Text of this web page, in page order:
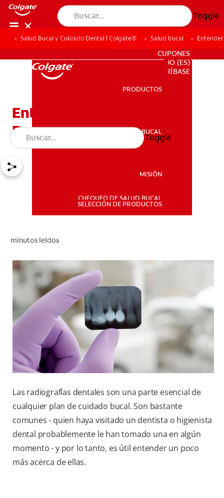
Toggle
SALUD BUCAL
PARA PROFESIONALES
DO (ES)
SUSCRÍBASE
PARA PROFESIONALES
CUPONES
DO (ES)
SUSCRÍBASE
PRODUCTOS
SALUD BUCAL
MISIÓN
CHEQUEO DE SALUD BUCAL
SELECCIÓN DE PRODUCTOS
Toggle
Salud Bucal y Cuidado Dental | Colgate® Salud bucal
Entender Los Rayos-X
Dentales
minutos leídos
Las radiografías dentales son una parte esencial de
cualquier plan de cuidado bucal. Son bastante
comunes - quien haya visitado un dentista o higienista
dental probablemente le han tomado una en algún
momento - y por lo tanto, es útil entender un poco
más acerca de ellas.